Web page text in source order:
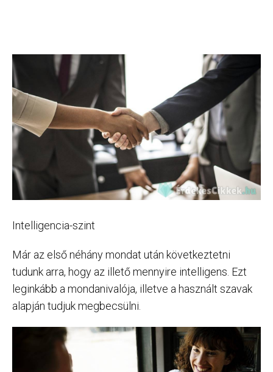
Intelligencia-szint
Már az első néhány mondat után következtetni
tudunk arra, hogy az illető mennyire intelligens. Ezt
leginkább a mondanivalója, illetve a használt szavak
alapján tudjuk megbecsülni.